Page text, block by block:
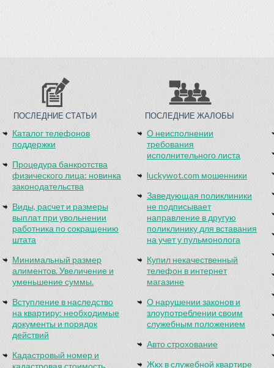
ПОСЛЕДНИЕ СТАТЬИ
Каталог телефонов
поддержки
Процедура банкротства
физического лица: новинка
законодательства
Виды, расчет и размеры
выплат при увольнении
работника по сокращению
штата
Минимальный размер
алиментов. Увеличение и
уменьшение суммы.
Вступление в наследство
на квартиру: необходимые
документы и порядок
действий
Кадастровый номер и
кадастровая стоимость
ПОСЛЕДНИЕ ЖАЛОБЫ
О неисполнении
требования
исполнительного листа
luckywot.com мошенники
Заведующая поликлиники
не подписывает
направление в другую
поликлинику для вставания
на учет у пульмонолога
Купил некачественный
телефон в интернет
магазине
О нарушении законов и
злоупотреблении своим
служебным положением
Авто строхование
Жкх в служебной квартире